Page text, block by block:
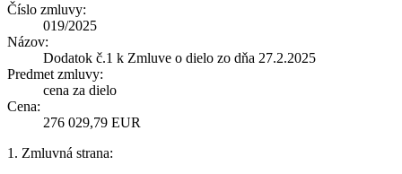
Číslo zmluvy:
019/2025
Názov:
Dodatok č.1 k Zmluve o dielo zo dňa 27.2.2025
Predmet zmluvy:
cena za dielo
Cena:
276 029,79 EUR
1. Zmluvná strana: